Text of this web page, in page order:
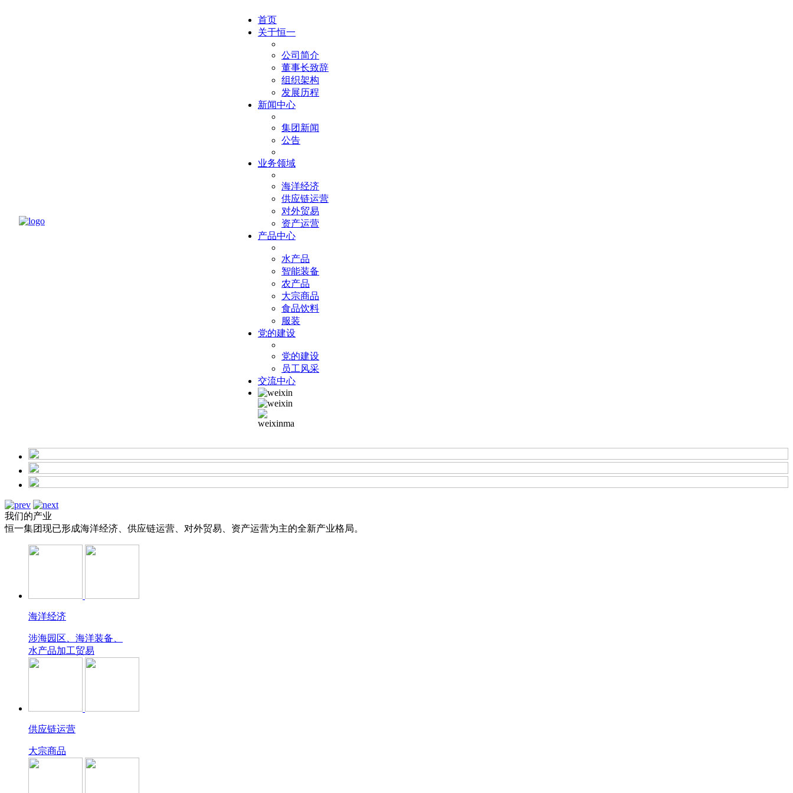
首页
关于恒一
公司简介
董事长致辞
组织架构
发展历程
新闻中心
集团新闻
公告
业务领域
海洋经济
供应链运营
对外贸易
资产运营
产品中心
水产品
智能装备
农产品
大宗商品
食品饮料
服装
党的建设
党的建设
员工风采
交流中心
我们的产业
恒一集团现已形成海洋经济、供应链运营、对外贸易、资产运营为主的全新产业格局。
海洋经济
涉海园区、海洋装备、
水产品加工贸易
供应链运营
大宗商品